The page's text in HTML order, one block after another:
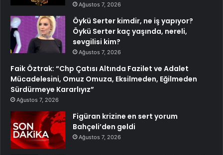
Ağustos 7, 2026
Öykü Serter kimdir, ne iş yapıyor?
Öykü Serter kaç yaşında, nereli,
sevgilisi kim?
Ağustos 7, 2026
Faik Öztrak: “Chp Çatısı Altında Fazilet ve Adalet
Mücadelesini, Omuz Omuza, Eksilmeden, Eğilmeden
Sürdürmeye Kararlıyız”
Ağustos 7, 2026
Figüran krizine en sert yorum
Bahçeli’den geldi
Ağustos 7, 2026